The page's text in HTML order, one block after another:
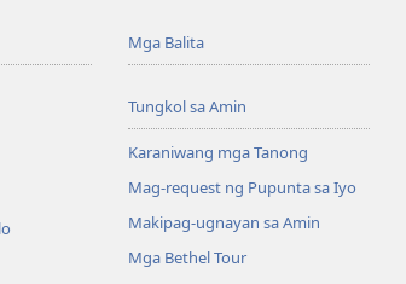
Mga Balita
Tungkol sa Amin
Karaniwang mga Tanong
Mag-request ng Pupunta sa Iyo
Makipag-ugnayan sa Amin
Mga Bethel Tour